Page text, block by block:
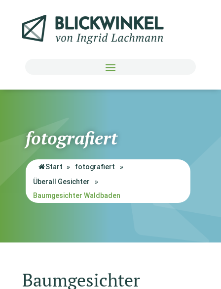
fotografiert
Start » fotografiert
»
Überall Gesichter
»
Baumgesichter Waldbaden
Baumgesichter